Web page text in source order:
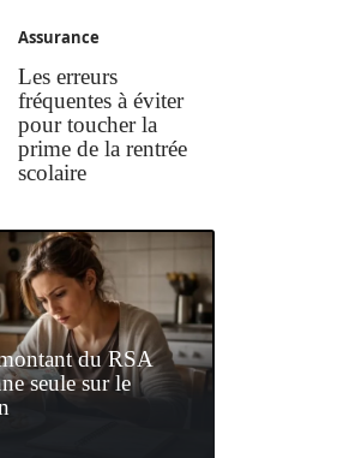
Assurance
Les erreurs
fréquentes à éviter
pour toucher la
prime de la rentrée
scolaire
du RSA
seule sur le